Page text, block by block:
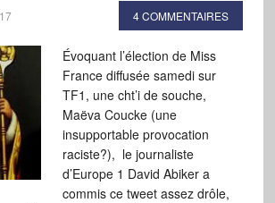
4 COMMENTAIRES
Évoquant l’élection de Miss
France diffusée samedi sur
TF1, une cht’i de souche,
Maëva Coucke (une
insupportable provocation
raciste?), le journaliste
d’Europe 1 David Abiker a
commis ce tweet assez drôle,